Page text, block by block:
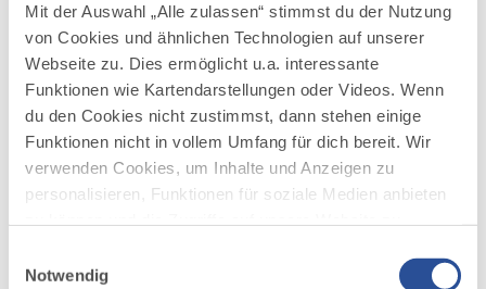
Mit der Auswahl „Alle zulassen“ stimmst du der Nutzung
von Cookies und ähnlichen Technologien auf unserer
Webseite zu. Dies ermöglicht u.a. interessante
Funktionen wie Kartendarstellungen oder Videos. Wenn
du den Cookies nicht zustimmst, dann stehen einige
Funktionen nicht in vollem Umfang für dich bereit. Wir
verwenden Cookies, um Inhalte und Anzeigen zu
personalisieren, Funktionen für soziale Medien anbieten
deiner Verwendung unserer Website an unsere Partner
Notwendig
und Cha Cha Cha werden aufgelegt.
Das Orchester spielt von 20 - 23 Uhr zum
Tanz. Eine kleine Besetzung spielt bereits eine
halbe Stunde vor Tanzbeginn als Dinnermusik
(Einlass und Gastronomie ab 18:30 Uhr).
Kartenreservierung: Telefon 08336 226;
info@dampfsaeg.de